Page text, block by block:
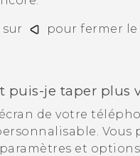
sur
pour fermer le
puis-je taper plus
de votre
Vous
et